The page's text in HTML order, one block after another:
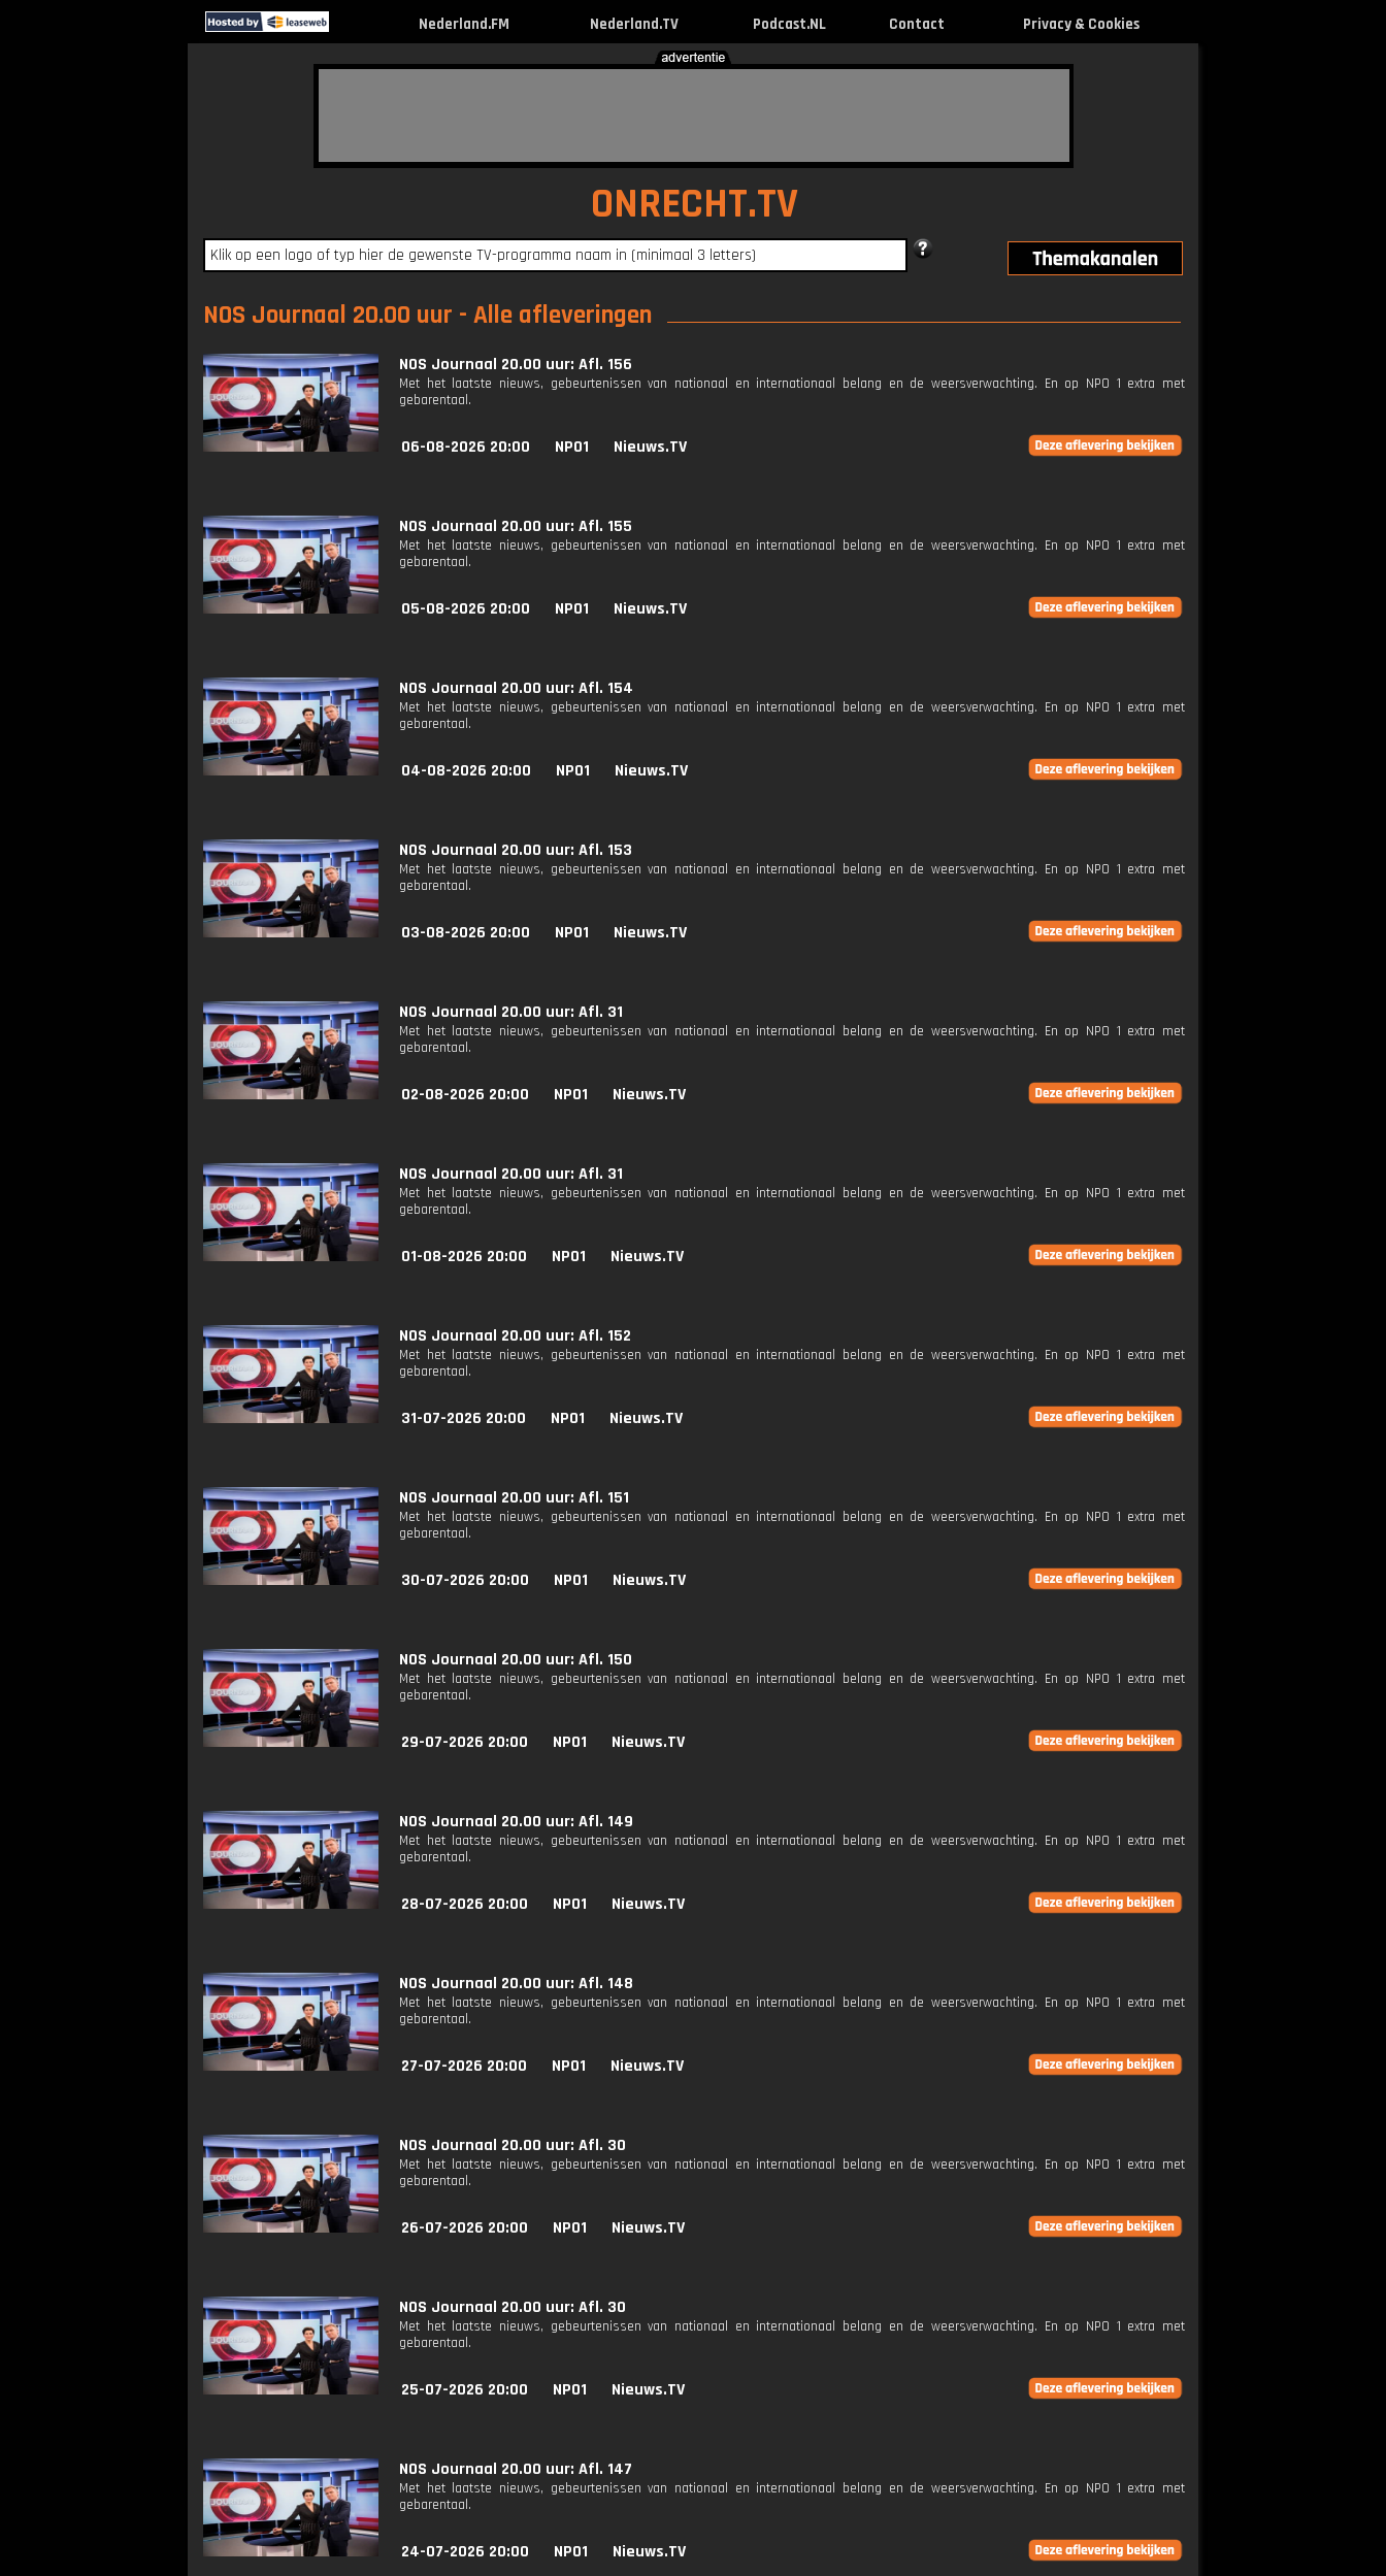
Nederland.FM Nederland.TV Podcast.NL Contact Privacy & Cookies
ONRECHT.TV
NOS Journaal 20.00 uur - Alle afleveringen
NOS Journaal 20.00 uur: Afl. 156
Met het laatste nieuws, gebeurtenissen van nationaal en internationaal belang en de weersverwachting. En op NPO 1 extra met
gebarentaal.
06-08-2026 20:00 NPO1 Nieuws.TV
NOS Journaal 20.00 uur: Afl. 155
Met het laatste nieuws, gebeurtenissen van nationaal en internationaal belang en de weersverwachting. En op NPO 1 extra met
gebarentaal.
05-08-2026 20:00 NPO1 Nieuws.TV
NOS Journaal 20.00 uur: Afl. 154
Met het laatste nieuws, gebeurtenissen van nationaal en internationaal belang en de weersverwachting. En op NPO 1 extra met
gebarentaal.
04-08-2026 20:00 NPO1 Nieuws.TV
NOS Journaal 20.00 uur: Afl. 153
Met het laatste nieuws, gebeurtenissen van nationaal en internationaal belang en de weersverwachting. En op NPO 1 extra met
gebarentaal.
03-08-2026 20:00 NPO1 Nieuws.TV
NOS Journaal 20.00 uur: Afl. 31
Met het laatste nieuws, gebeurtenissen van nationaal en internationaal belang en de weersverwachting. En op NPO 1 extra met
gebarentaal.
02-08-2026 20:00 NPO1 Nieuws.TV
NOS Journaal 20.00 uur: Afl. 31
Met het laatste nieuws, gebeurtenissen van nationaal en internationaal belang en de weersverwachting. En op NPO 1 extra met
gebarentaal.
01-08-2026 20:00 NPO1 Nieuws.TV
NOS Journaal 20.00 uur: Afl. 152
Met het laatste nieuws, gebeurtenissen van nationaal en internationaal belang en de weersverwachting. En op NPO 1 extra met
gebarentaal.
31-07-2026 20:00 NPO1 Nieuws.TV
NOS Journaal 20.00 uur: Afl. 151
Met het laatste nieuws, gebeurtenissen van nationaal en internationaal belang en de weersverwachting. En op NPO 1 extra met
gebarentaal.
30-07-2026 20:00 NPO1 Nieuws.TV
NOS Journaal 20.00 uur: Afl. 150
Met het laatste nieuws, gebeurtenissen van nationaal en internationaal belang en de weersverwachting. En op NPO 1 extra met
gebarentaal.
29-07-2026 20:00 NPO1 Nieuws.TV
NOS Journaal 20.00 uur: Afl. 149
Met het laatste nieuws, gebeurtenissen van nationaal en internationaal belang en de weersverwachting. En op NPO 1 extra met
gebarentaal.
28-07-2026 20:00 NPO1 Nieuws.TV
NOS Journaal 20.00 uur: Afl. 148
Met het laatste nieuws, gebeurtenissen van nationaal en internationaal belang en de weersverwachting. En op NPO 1 extra met
gebarentaal.
27-07-2026 20:00 NPO1 Nieuws.TV
NOS Journaal 20.00 uur: Afl. 30
Met het laatste nieuws, gebeurtenissen van nationaal en internationaal belang en de weersverwachting. En op NPO 1 extra met
gebarentaal.
26-07-2026 20:00 NPO1 Nieuws.TV
NOS Journaal 20.00 uur: Afl. 30
Met het laatste nieuws, gebeurtenissen van nationaal en internationaal belang en de weersverwachting. En op NPO 1 extra met
gebarentaal.
25-07-2026 20:00 NPO1 Nieuws.TV
NOS Journaal 20.00 uur: Afl. 147
Met het laatste nieuws, gebeurtenissen van nationaal en internationaal belang en de weersverwachting. En op NPO 1 extra met
gebarentaal.
24-07-2026 20:00 NPO1 Nieuws.TV